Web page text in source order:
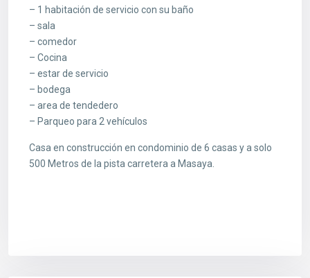
– 1 habitación de servicio con su baño
– sala
– comedor
– Cocina
– estar de servicio
– bodega
– area de tendedero
– Parqueo para 2 vehículos
Casa en construcción en condominio de 6 casas y a solo
500 Metros de la pista carretera a Masaya.